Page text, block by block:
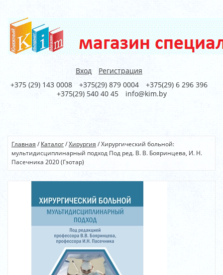
Вход
Регистрация
+375 (29) 143 0008
+375(29) 879 0004
+375(29) 6 296 396
+375(29) 540 40 45
info@kim.by
Главная /Каталог/Хирургия /Хирургический больной:
мультидисциплинарный подход Под ред. В. В. Бояринцева, И. Н.
Пасечника 2020 (Гэотар)